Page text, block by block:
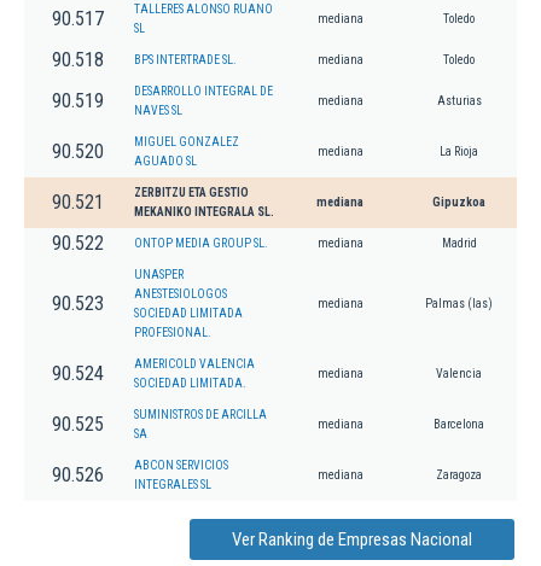
90.517
TALLERES ALONSO RUANO
SL
mediana Toledo
90.518 BPS INTERTRADE SL. mediana Toledo
90.519
DESARROLLO INTEGRAL DE
NAVES SL
mediana Asturias
90.520
MIGUEL GONZALEZ
AGUADO SL
mediana La Rioja
90.521
ZERBITZU ETA GESTIO
MEKANIKO INTEGRALA SL.
mediana Gipuzkoa
90.522 ONTOP MEDIA GROUP SL. mediana Madrid
90.523
UNASPER
ANESTESIOLOGOS
SOCIEDAD LIMITADA
PROFESIONAL.
mediana Palmas (las)
90.524
AMERICOLD VALENCIA
SOCIEDAD LIMITADA.
mediana Valencia
90.525
SUMINISTROS DE ARCILLA
SA
mediana Barcelona
90.526
ABCON SERVICIOS
INTEGRALES SL
mediana Zaragoza
Ver Ranking de Empresas Nacional